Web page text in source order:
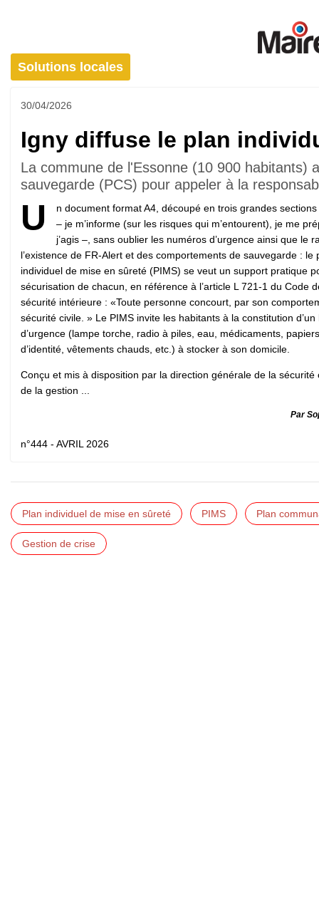
Solutions locales
30/04/2026
Igny diffuse le plan
La commune de l'Essonne (10 900 habitants)
sauvegarde (PCS) pour appeler à la
U
n document format A4, découpé en trois grandes
– je m’informe (sur les risques qui m’entourent), je me
j’agis –, sans oublier les numéros d’urgence ainsi que le
l’existence de FR-Alert et des comportements de sauvegarde : le
individuel de mise en sûreté (PIMS) se veut un support pratique
sécurisation de chacun, en référence à l’article L 721-1 du Code
sécurité intérieure : «Toute personne concourt, par son
sécurité civile. » Le PIMS invite les habitants à la constitution d’un
d’urgence (lampe torche, radio à piles, eau, médicaments, papiers
d’identité, vêtements chauds, etc.) à stocker à son domicile.
Conçu et mis à disposition par la direction générale de la sécurité
de la gestion ...
Par
n°444 - AVRIL 2026
Plan individuel de mise en sûreté PIMS Plan
Gestion de crise